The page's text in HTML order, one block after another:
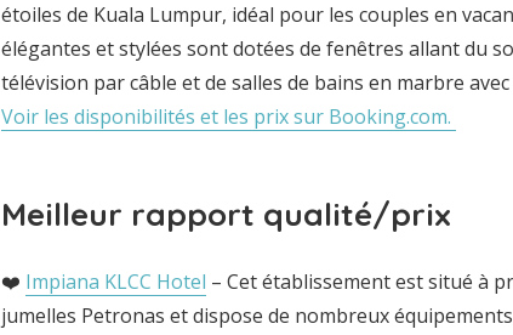
étoiles de Kuala Lumpur, idéal pour les couples en
élégantes et stylées sont dotées de fenêtres allant du
télévision par câble et de salles de bains en marbre
Voir les disponibilités et les prix sur Booking.com.
Meilleur rapport qualité/prix
❤️ Impiana KLCC Hotel – Cet établissement est situé à
jumelles Petronas et dispose de nombreux